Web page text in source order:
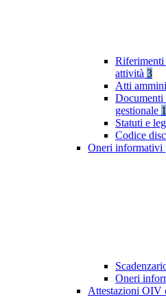
Riferimenti
attività 3
Atti
Documenti
gestionale 1
Statuti e
Codice
Oneri informativi
Oneri
Attestazioni OIV